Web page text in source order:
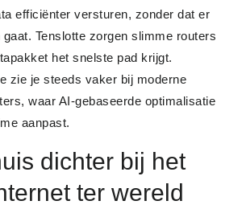
efficiënter versturen, zonder dat er
Tenslotte zorgen slimme routers
het snelste pad krijgt.
zie je steeds vaker bij moderne
waar AI-gebaseerde optimalisatie
aanpast.
dichter bij het
ter wereld